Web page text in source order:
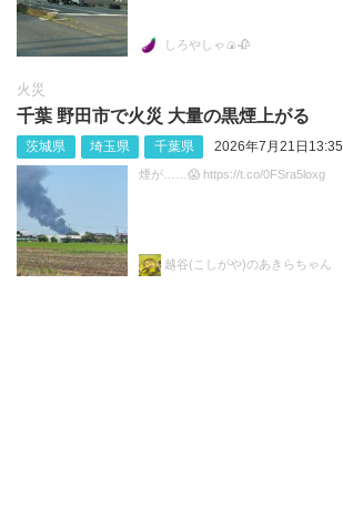
しろやしゃ🍙🥀
火災
千葉 野田市で火災 大量の黒煙上がる
茨城県 埼玉県 千葉県 2026年7月21日13:35
煙が……😱 https://t.co/0FSra5loxg
越谷(こしがや)のあきらちゃん